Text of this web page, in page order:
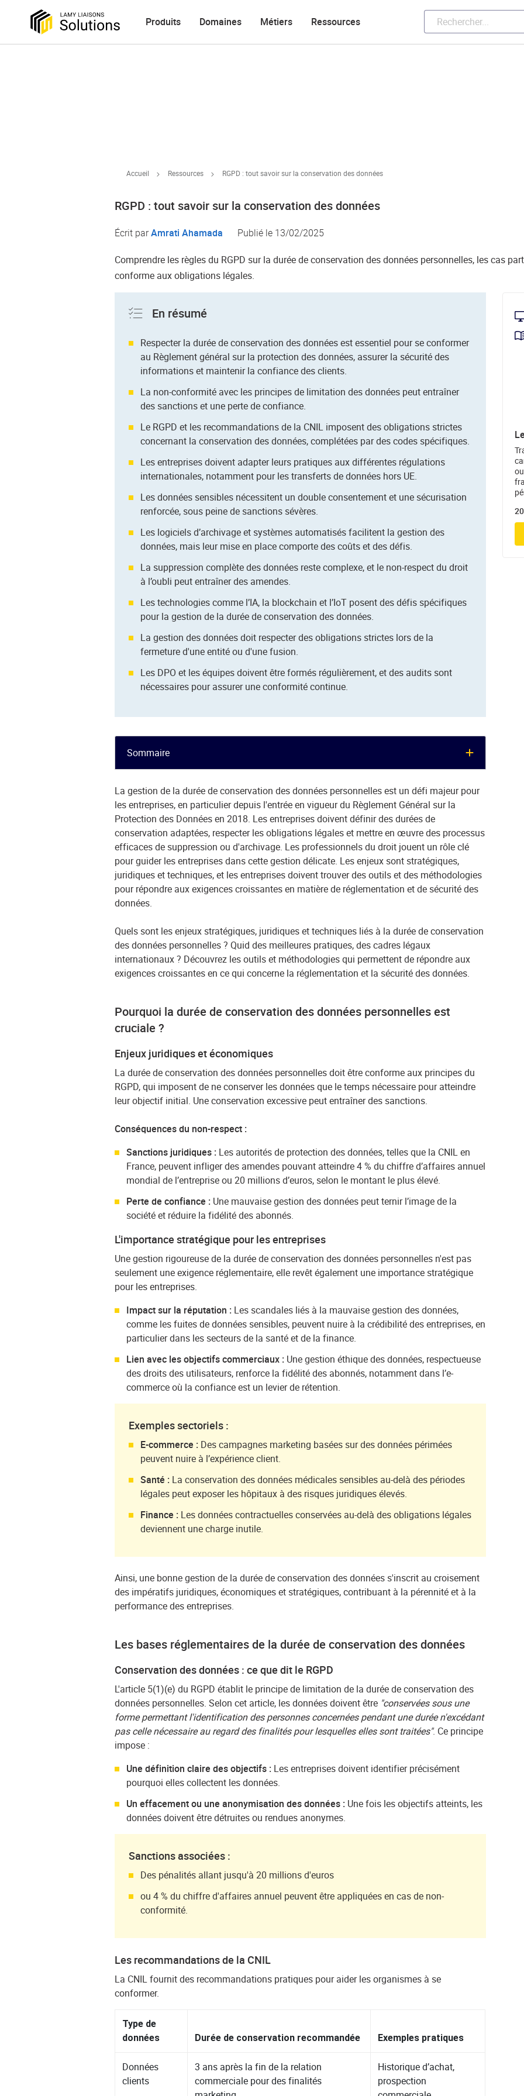
Produits Domaines Métiers Ressources
Accueil Ressources RGPD : tout savoir sur la conservation des données
RGPD : tout savoir sur la conservation des données
Écrit parAmrati Ahamada Publié le 13/02/2025
Comprendre les règles du RGPD sur la durée de conservation des données personnelles, les cas
conforme aux obligations légales.
En résumé
Respecter la durée de conservation des données est essentiel pour se conformer
au Règlement général sur la protection des données, assurer la sécurité des
informations et maintenir la confiance des clients.
La non-conformité avec les principes de limitation des données peut entraîner
des sanctions et une perte de confiance.
Le RGPD et les recommandations de la CNIL imposent des obligations strictes
concernant la conservation des données, complétées par des codes spécifiques.
Les entreprises doivent adapter leurs pratiques aux différentes régulations
internationales, notamment pour les transferts de données hors UE.
Les données sensibles nécessitent un double consentement et une sécurisation
renforcée, sous peine de sanctions sévères.
Les logiciels d’archivage et systèmes automatisés facilitent la gestion des
données, mais leur mise en place comporte des coûts et des défis.
La suppression complète des données reste complexe, et le non-respect du droit
à l’oubli peut entraîner des amendes.
Les technologies comme l’IA, la blockchain et l’IoT posent des défis spécifiques
pour la gestion de la durée de conservation des données.
La gestion des données doit respecter des obligations strictes lors de la
fermeture d'une entité ou d'une fusion.
Les DPO et les équipes doivent être formés régulièrement, et des audits sont
nécessaires pour assurer une conformité continue.
Sommaire
La gestion de la durée de conservation des données personnelles est un défi majeur pour
les entreprises, en particulier depuis l'entrée en vigueur du Règlement Général sur la
Protection des Données en 2018. Les entreprises doivent définir des durées de
conservation adaptées, respecter les obligations légales et mettre en œuvre des processus
efficaces de suppression ou d'archivage. Les professionnels du droit jouent un rôle clé
pour guider les entreprises dans cette gestion délicate. Les enjeux sont stratégiques,
juridiques et techniques, et les entreprises doivent trouver des outils et des méthodologies
pour répondre aux exigences croissantes en matière de réglementation et de sécurité des
données.
Quels sont les enjeux stratégiques, juridiques et techniques liés à la durée de conservation
des données personnelles ? Quid des meilleures pratiques, des cadres légaux
internationaux ? Découvrez les outils et méthodologies qui permettent de répondre aux
exigences croissantes en ce qui concerne la réglementation et la sécurité des données.
Pourquoi la durée de conservation des données personnelles est
cruciale ?
Enjeux juridiques et économiques
La durée de conservation des données personnelles doit être conforme aux principes du
RGPD, qui imposent de ne conserver les données que le temps nécessaire pour atteindre
leur objectif initial. Une conservation excessive peut entraîner des sanctions.
Conséquences du non-respect :
Sanctions juridiques : Les autorités de protection des données, telles que la CNIL en
France, peuvent infliger des amendes pouvant atteindre 4 % du chiffre d’affaires annuel
mondial de l’entreprise ou 20 millions d’euros, selon le montant le plus élevé.
Perte de confiance : Une mauvaise gestion des données peut ternir l’image de la
société et réduire la fidélité des abonnés.
L'importance stratégique pour les entreprises
Une gestion rigoureuse de la durée de conservation des données personnelles n'est pas
seulement une exigence réglementaire, elle revêt également une importance stratégique
pour les entreprises.
Impact sur la réputation : Les scandales liés à la mauvaise gestion des données,
comme les fuites de données sensibles, peuvent nuire à la crédibilité des entreprises, en
particulier dans les secteurs de la santé et de la finance.
Lien avec les objectifs commerciaux : Une gestion éthique des données, respectueuse
des droits des utilisateurs, renforce la fidélité des abonnés, notamment dans l’e-
commerce où la confiance est un levier de rétention.
Exemples sectoriels :
E-commerce : Des campagnes marketing basées sur des données périmées
peuvent nuire à l’expérience client.
Santé : La conservation des données médicales sensibles au-delà des périodes
légales peut exposer les hôpitaux à des risques juridiques élevés.
Finance : Les données contractuelles conservées au-delà des obligations légales
deviennent une charge inutile.
Ainsi, une bonne gestion de la durée de conservation des données s'inscrit au croisement
des impératifs juridiques, économiques et stratégiques, contribuant à la pérennité et à la
performance des entreprises.
Les bases réglementaires de la durée de conservation des données
Conservation des données : ce que dit le RGPD
L'article 5(1)(e) du RGPD établit le principe de limitation de la durée de conservation des
données personnelles. Selon cet article, les données doivent être "conservées sous une
forme permettant l'identification des personnes concernées pendant une durée n'excédant
pas celle nécessaire au regard des finalités pour lesquelles elles sont traitées". Ce principe
impose :
Une définition claire des objectifs : Les entreprises doivent identifier précisément
pourquoi elles collectent les données.
Un effacement ou une anonymisation des données : Une fois les objectifs atteints, les
données doivent être détruites ou rendues anonymes.
Sanctions associées :
Des pénalités allant jusqu'à 20 millions d'euros
ou 4 % du chiffre d'affaires annuel peuvent être appliquées en cas de non-
conformité.
Les recommandations de la CNIL
La CNIL fournit des recommandations pratiques pour aider les organismes à se
conformer.
Type de
données
Durée de conservation recommandée Exemples pratiques
Données
clients
3 ans après la fin de la relation
commerciale pour des finalités
Historique d’achat,
prospection